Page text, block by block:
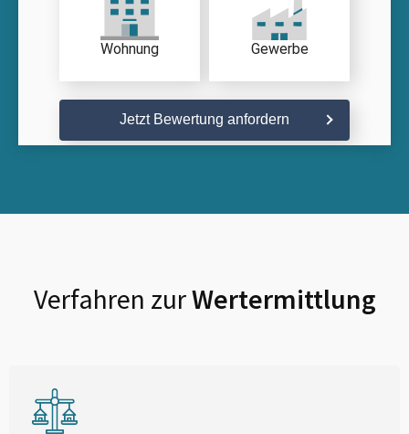
Wohnung Gewerbe
Jetzt Bewertung anfordern
Verfahren zurWertermittlung